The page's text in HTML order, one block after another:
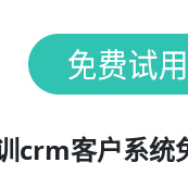
crm客户系统